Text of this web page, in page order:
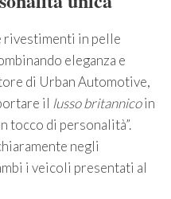
rivestimenti in pelle
eleganza e
di Urban Automotive,
il lusso britannicoin
tocco di personalità”.
negli
i veicoli presentati al